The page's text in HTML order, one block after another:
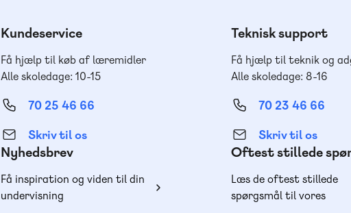
Kundeservice
Få hjælp til køb af læremidler
Alle skoledage: 10-15
70 25 46 66
Skriv til os
Nyhedsbrev
Få inspiration og viden til din
undervisning
Teknisk support
Få hjælp til teknik og
Alle skoledage: 8-16
70 23 46 66
Skriv til os
Oftest stillede
Læs de oftest stillede
spørgsmål til vores